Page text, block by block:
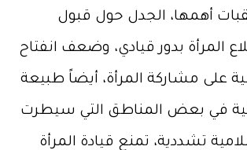
أهمها، الجدل حول قبول
المرأة بدور قيادي، وضعف انفتاح
على مشاركة المرأة، أيضاً طبيعة
في بعض المناطق التي سيطرت
تشددية، تمنع قيادة المرأة